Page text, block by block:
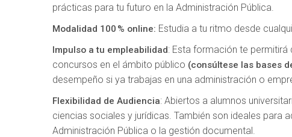
prácticas para tu futuro en la Administración Pública.
Modalidad 100 % online: Estudia a tu ritmo desde
Impulso a tu empleabilidad: Esta formación te
concursos en el ámbito público (consúltese las bases
desempeño si ya trabajas en una administración o
Flexibilidad de Audiencia: Abiertos a alumnos
ciencias sociales y jurídicas. También son ideales para
Administración Pública o la gestión documental.